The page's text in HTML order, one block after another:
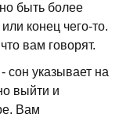
быть более
конец чего-то.
вам говорят.
- сон указывает на
выйти и
Вам